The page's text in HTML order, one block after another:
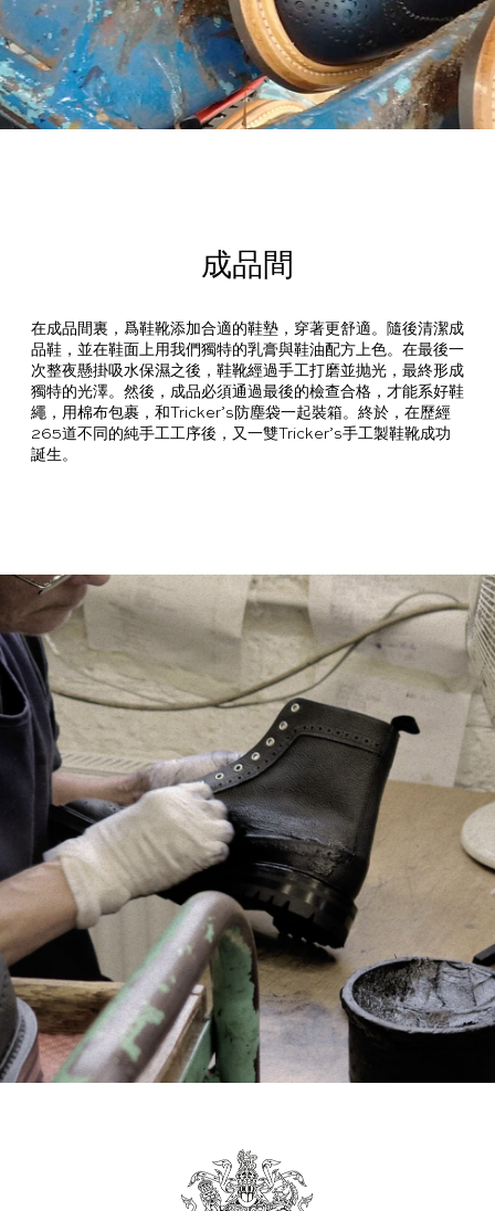
成品間
在成品間裏，爲鞋靴添加合適的鞋墊，穿著更舒適。隨後清潔成
品鞋，並在鞋面上用我們獨特的乳膏與鞋油配方上色。在最後一
次整夜懸掛吸水保濕之後，鞋靴經過手工打磨並抛光，最終形成
獨特的光澤。然後，成品必須通過最後的檢查合格，才能系好鞋
繩，用棉布包裹，和Tricker’s防塵袋一起裝箱。終於，在歷經
265道不同的純手工工序後，又一雙Tricker’s手工製鞋靴成功
誕生。